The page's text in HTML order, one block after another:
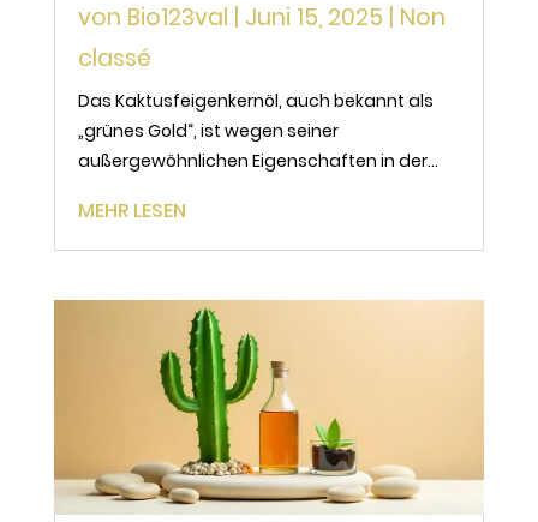
von Bio123val Juni 15, 2025 Non
classé
Das Kaktusfeigenkernöl, auch bekannt als
„grünes Gold“, ist wegen seiner
außergewöhnlichen Eigenschaften in der
begehrt. Es ist jedoch häufig von
Fälschungen oder minderwertigen
MEHR LESEN